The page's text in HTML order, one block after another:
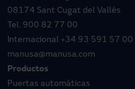
08174 Sant Cugat del Vallès
Tel. 900 82 77 00
Internacional +34 93 591 57 00
manusa@manusa.com
Productos
Puertas automáticas